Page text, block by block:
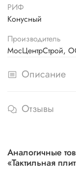
РИФ
Конусный
Производитель
МосЦентрСтрой,
Описание
Отзывы
Аналогичные
«Тактильная